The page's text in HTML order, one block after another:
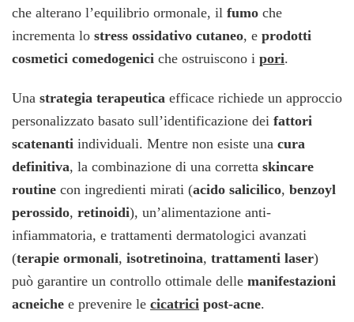
che alterano l’equilibrio ormonale, il fumo che
incrementa lo stress ossidativo cutaneo, e prodotti
cosmetici comedogenici che ostruiscono i pori.
Una strategia terapeutica efficace richiede un approccio
personalizzato basato sull’identificazione dei fattori
scatenanti individuali. Mentre non esiste una cura
definitiva, la combinazione di una corretta skincare
routine con ingredienti mirati (acido salicilico, benzoyl
perossido, retinoidi), un’alimentazione anti-
infiammatoria, e trattamenti dermatologici avanzati
(terapie ormonali, isotretinoina, trattamenti laser)
può garantire un controllo ottimale delle manifestazioni
acneiche e prevenire le cicatrici post-acne.